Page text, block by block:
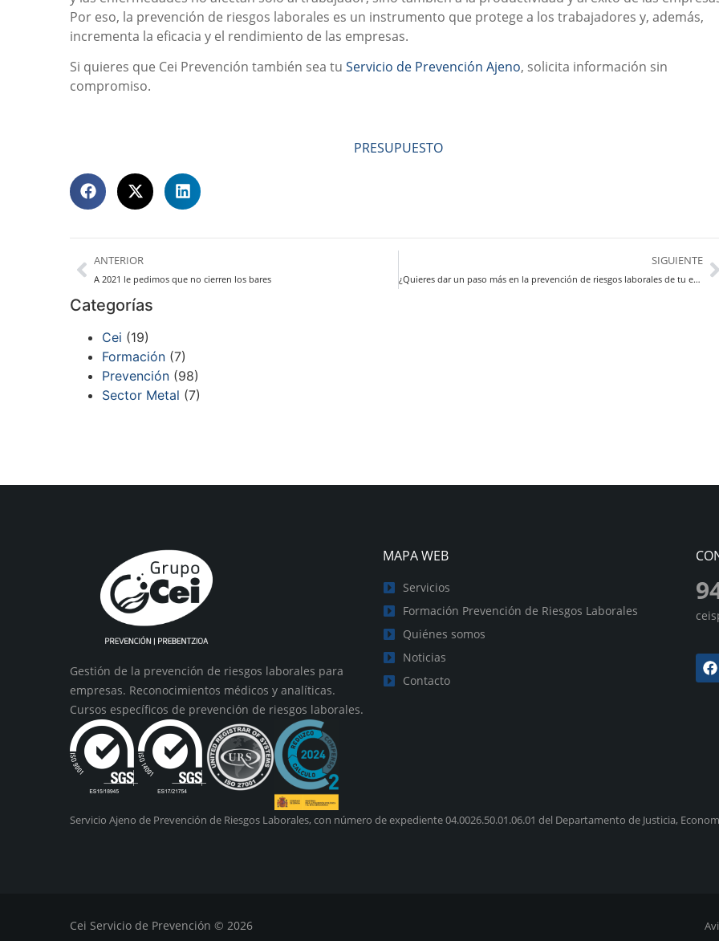
Por eso, la prevención de riesgos laborales es un instrumento que protege a los trabajadores y, además,
incrementa la eficacia y el rendimiento de las empresas.
Si quieres que Cei Prevención también sea tu Servicio de Prevención Ajeno, solicita información sin
compromiso.
PRESUPUESTO
ANTERIOR
A 2021 le pedimos que no cierren los bares
SIGUIENTE
¿Quieres dar un paso más en la prevención de riesgos laborales de tu empresa?
Categorías
Cei (19)
Formación (7)
Prevención (98)
Sector Metal (7)
Gestión de la prevención de riesgos laborales para
empresas. Reconocimientos médicos y analíticas.
Cursos específicos de prevención de riesgos laborales.
MAPA WEB
Servicios
Formación Prevención de Riesgos Laborales
Quiénes somos
Noticias
Contacto
Servicio Ajeno de Prevención de Riesgos Laborales, con número de expediente 04.0026.50.01.06.01 del Departamento de Justicia,
Cei Servicio de Prevención © 2026